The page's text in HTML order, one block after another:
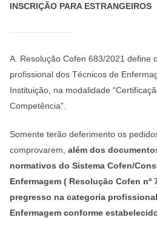
INSCRIÇÃO PARA ESTRANGEIROS
A Resolução Cofen 683/2021 define
profissional dos Técnicos de
Instituição, na modalidade
Competência”.
Somente terão deferimento os
comprovarem, além dos
normativos do Sistema Cofen/
Enfermagem ( Resolução Cofen nº
pregresso na categoria
Enfermagem conforme